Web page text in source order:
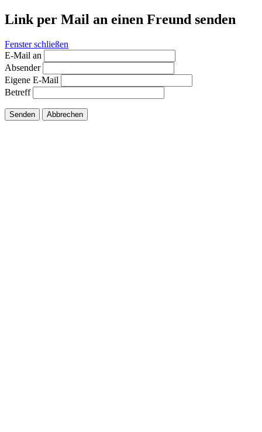
Link per Mail an einen Freund senden
Fenster schließen
E-Mail an
Absender
Eigene E-Mail
Betreff
Senden Abbrechen